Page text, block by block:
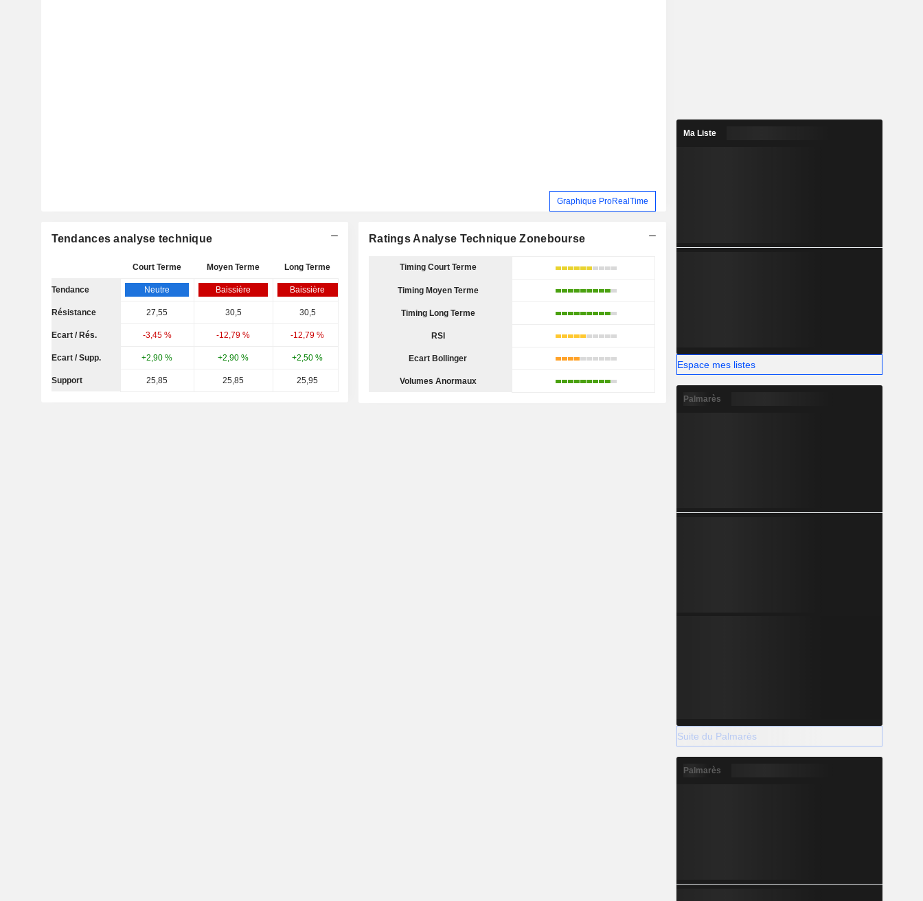
Graphique ProRealTime
Tendances analyse technique
Court Terme Moyen Terme Long Terme
Tendance Neutre Baissière Baissière
Résistance 27,55 30,5 30,5
Ecart / Rés. -3,45 % -12,79 % -12,79 %
Ecart / Supp. +2,90 % +2,90 % +2,50 %
Support 25,85 25,85 25,95
Ratings Analyse Technique Zonebourse
Timing Court Terme
Timing Moyen Terme
Timing Long Terme
RSI
Ecart Bollinger
Volumes Anormaux
Ma Liste
Espace mes listes
Palmarès
Suite du Palmarès
Palmarès